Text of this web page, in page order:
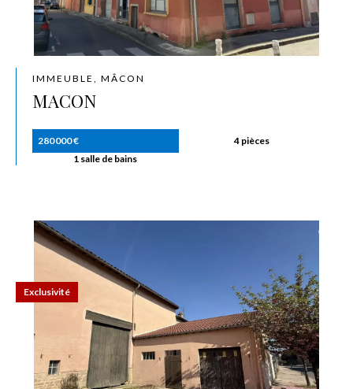
IMMEUBLE, MÂCON
MACON
280 000 €
4 pièces
1 salle de bains
Exclusivité